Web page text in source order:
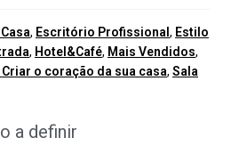
, Escritório Profissional, Estilo
, Hotel&Café, Mais Vendidos,
o coração da sua casa, Sala
a definir